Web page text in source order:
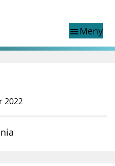
menuMeny
English home page
2022